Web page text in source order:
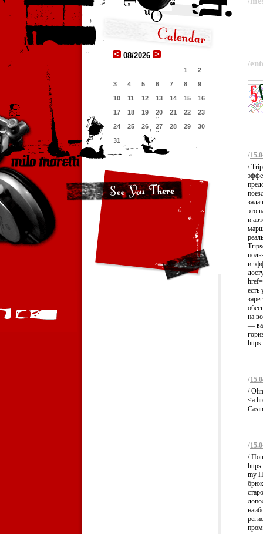
08/2026
1
2
3
4 5 6 7 8
9
10
11 12 13 14 15
16
17
18 19 20 21 22
23
24
25 26 27 28 29
30
31
/
/
/
это
и
и
есть
на
—
/
/
<a
/
/
my